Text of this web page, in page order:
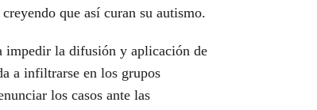
que así curan su autismo.
impedir la difusión y aplicación de
a infiltrarse en los grupos
los casos ante las